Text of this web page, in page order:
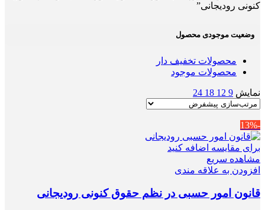
کنونی رودیجانی”
وضعیت موجودی محصول
محصولات تخفیف دار
محصولات موجود
نمایش 9
12
18
24
-13%
برای مقایسه اضافه کنید
مشاهده سریع
افزودن به علاقه مندی
قانون امور حسبی در نظم حقوق کنونی رودیجانی